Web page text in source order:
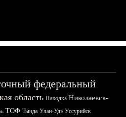
федеральный
область Находка Николаевск-
ТОФ Тында Улан-Удэ Уссурийск